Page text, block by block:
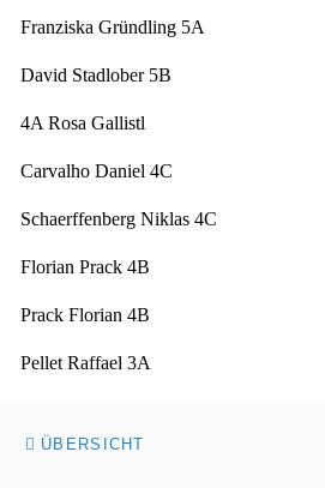
Franziska Gründling 5A
David Stadlober 5B
4A Rosa Gallistl
Carvalho Daniel 4C
Schaerffenberg Niklas 4C
Florian Prack 4B
Prack Florian 4B
Pellet Raffael 3A
ÜBERSICHT